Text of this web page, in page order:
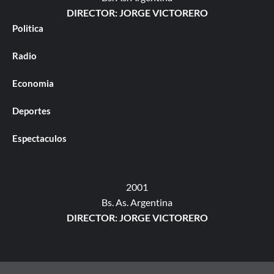
DIRECTOR: JORGE VICTORERO
Politica
Radio
Economia
Deportes
Espectaculos
2001
Bs. As. Argentina
DIRECTOR: JORGE VICTORERO